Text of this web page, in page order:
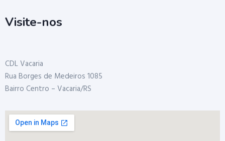
Visite-nos
CDL Vacaria
Rua Borges de Medeiros 1085
Bairro Centro – Vacaria/RS